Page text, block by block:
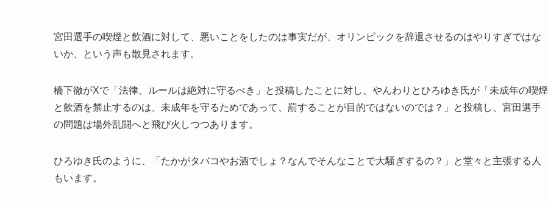
宮田選手の喫煙と飲酒に対して、悪いことをしたのは事実だが、オリンピックを辞退させるのはやりすぎではな
いか、という声も散見されます。
橋下徹がXで「法律、ルールは絶対に守るべき」と投稿したことに対し、やんわりとひろゆき氏が「未成年の喫煙
と飲酒を禁止するのは、未成年を守るためであって、罰することが目的ではないのでは？」と投稿し、宮田選手
の問題は場外乱闘へと飛び火しつつあります。
ひろゆき氏のように、「たかがタバコやお酒でしょ？なんでそんなことで大騒ぎするの？」と堂々と主張する人
もいます。